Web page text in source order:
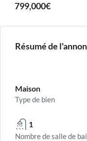
799,000€
Résumé de
Maison
Type de bien
1
Nombre de salle de